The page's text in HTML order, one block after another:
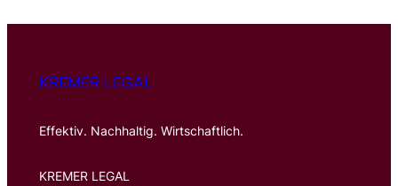
KREMER LEGAL
Effektiv. Nachhaltig. Wirtschaftlich.
KREMER LEGAL